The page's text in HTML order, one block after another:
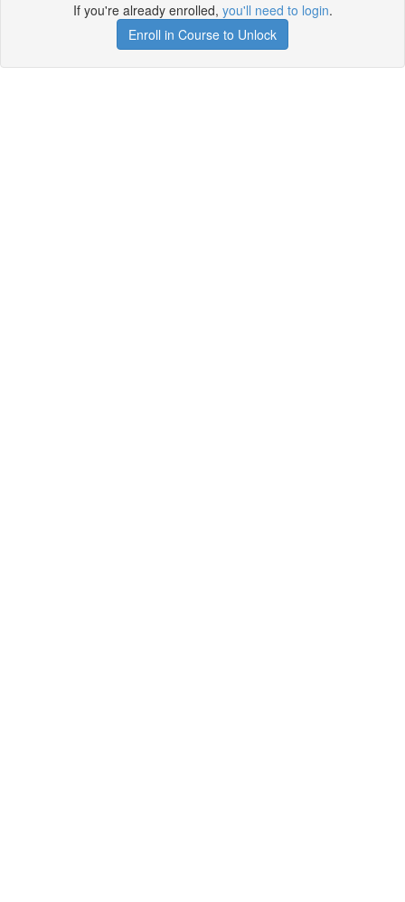
If you're already enrolled, you'll need to login.
Enroll in Course to Unlock